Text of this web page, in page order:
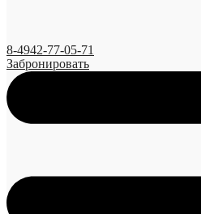
8-4942-77-05-71
Забронировать